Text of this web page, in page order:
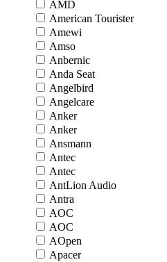
AMD
American Tourister
Amewi
Amso
Anbernic
Anda Seat
Angelbird
Angelcare
Anker
Anker
Ansmann
Antec
Antec
AntLion Audio
Antra
AOC
AOC
AOpen
Apacer